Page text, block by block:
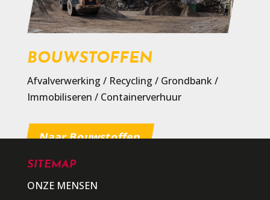
BOUWSTOFFEN
Afvalverwerking / Recycling / Grondbank /
Immobiliseren / Containerverhuur
Naar Bouwstoffen
SITEMAP
ONZE MENSEN